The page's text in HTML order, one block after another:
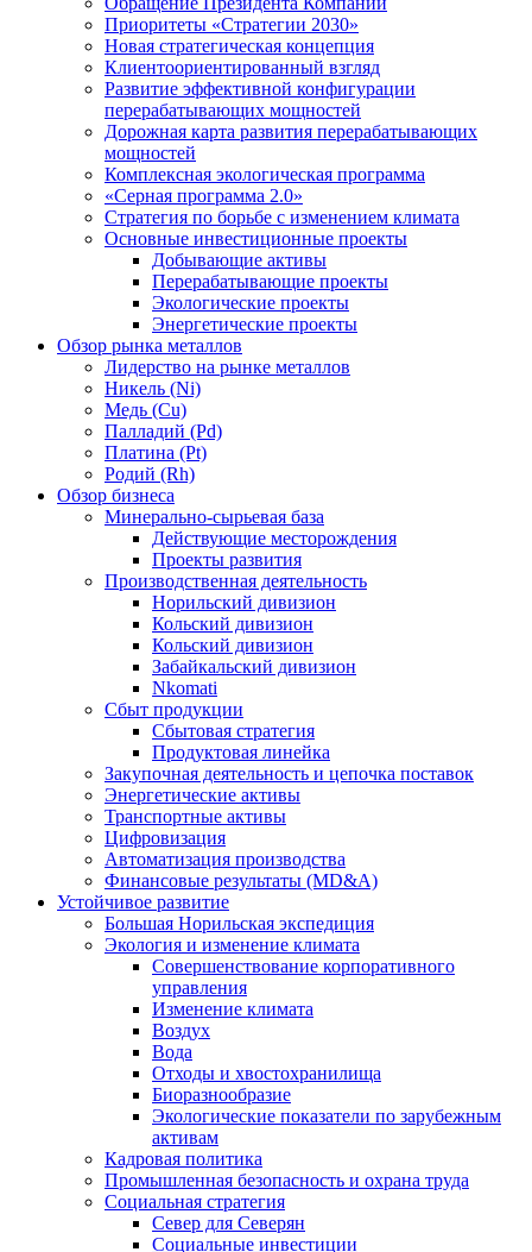
Приоритеты «Стратегии 2030»
Новая стратегическая концепция
Клиентоориентированный взгляд
Развитие эффективной конфигурации
перерабатывающих мощностей
Дорожная карта развития перерабатывающих
мощностей
Комплексная экологическая программа
«Серная программа 2.0»
Стратегия по борьбе с изменением климата
Основные инвестиционные проекты
Добывающие активы
Перерабатывающие проекты
Экологические проекты
Энергетические проекты
Обзор рынка металлов
Лидерство на рынке металлов
Никель (Ni)
Медь (Cu)
Палладий (Pd)
Платина (Pt)
Родий (Rh)
Обзор бизнеса
Минерально-сырьевая база
Действующие месторождения
Проекты развития
Производственная деятельность
Норильский дивизион
Кольский дивизион
Кольский дивизион
Забайкальский дивизион
Nkomati
Сбыт продукции
Сбытовая стратегия
Продуктовая линейка
Закупочная деятельность и цепочка поставок
Энергетические активы
Транспортные активы
Цифровизация
Автоматизация производства
Финансовые результаты (MD&A)
Устойчивое развитие
Большая Норильская экспедиция
Экология и изменение климата
Совершенствование корпоративного
управления
Изменение климата
Воздух
Вода
Отходы и хвостохранилища
Биоразнообразие
Экологические показатели по зарубежным
активам
Кадровая политика
Промышленная безопасность и охрана труда
Социальная стратегия
Север для Северян
Социальные инвестиции